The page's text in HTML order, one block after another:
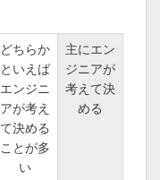
どちらか
といえば
エンジニ
アが考え
て決める
ことが多
い
主にエン
ジニアが
考えて決
める